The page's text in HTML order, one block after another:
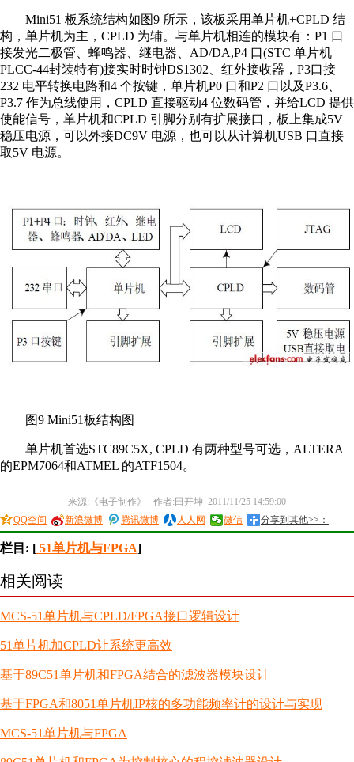
Mini51 板系统结构如图9 所示，该板采用单片机+CPLD 结
构，单片机为主，CPLD 为辅。与单片机相连的模块有：P1 口
接发光二极管、蜂鸣器、继电器、AD/DA,P4 口(STC 单片机
PLCC-44封装特有)接实时时钟DS1302、红外接收器，P3口接
232 电平转换电路和4 个按键，单片机P0 口和P2 口以及P3.6、
P3.7 作为总线使用，CPLD 直接驱动4 位数码管，并给LCD 提供
使能信号，单片机和CPLD 引脚分别有扩展接口，板上集成5V
稳压电源，可以外接DC9V 电源，也可以从计算机USB 口直接
取5V 电源。
图9 Mini51板结构图
单片机首选STC89C5X, CPLD 有两种型号可选，ALTERA
的EPM7064和ATMEL 的ATF1504。
来源:《电子制作》 作者:田开坤 2011/11/25 14:59:00
QQ空间
新浪微博 腾讯微博 人人网 微信 分享到其他>>：
栏目: [ 51单片机与FPGA]
相关阅读
MCS-51单片机与CPLD/FPGA接口逻辑设计
51单片机加CPLD让系统更高效
基于89C51单片机和FPGA结合的滤波器模块设计
基于FPGA和8051单片机IP核的多功能频率计的设计与实现
MCS-51单片机与FPGA